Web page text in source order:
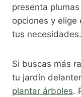
presenta
opciones y elige
tus necesidades.
Si buscas más
tu jardín
plantar árboles.